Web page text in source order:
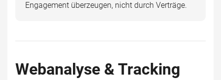
Engagement überzeugen, nicht durch Verträge.
Webanalyse & Tracking